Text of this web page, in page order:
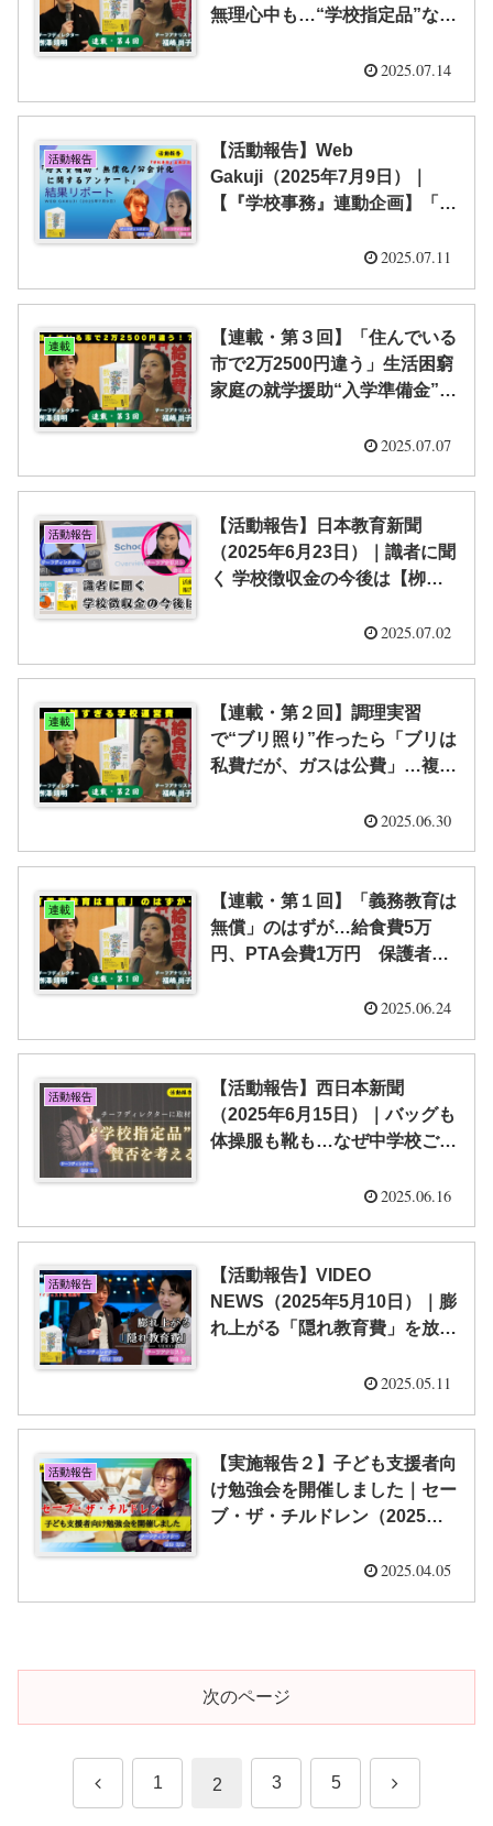
無理心中も…“学校指定品”なぜ
回） ｜「隠れ教育費」研究室
2025.07.14
活動報告
【活動報告】Web
Gakuji（2025年7月9日）｜
【『学校事務』連動企画】「給
関するアンケート」結果リポー
2025.07.11
連載
【連載・第３回】「住んでいる
市で2万2500円違う」生活困窮
家庭の就学援助“入学準備金”に
荷”課題 （全５回） ｜「隠れ教
2025.07.07
活動報告
【活動報告】日本教育新聞
（2025年6月23日）｜識者に聞
く 学校徴収金の今後は【栁澤
2025.07.02
連載
【連載・第２回】調理実習
で“ブリ照り”作ったら「ブリは
私費だが、ガスは公費」…複雑
教育は無償」へのギモン （全
室
2025.06.30
連載
【連載・第１回】「義務教育は
無償」のはずが…給食費5万
円、PTA会費1万円 保護者に
（全５回） ｜「隠れ教育費」
2025.06.24
活動報告
【活動報告】西日本新聞
（2025年6月15日）｜バッグも
体操服も靴も…なぜ中学校ごと
県内の実情から考える【栁澤
2025.06.16
活動報告
【活動報告】VIDEO
NEWS（2025年5月10日）｜膨
れ上がる「隠れ教育費」を放置
2025.05.11
活動報告
【実施報告２】子ども支援者向
け勉強会を開催しました｜セー
ブ・ザ・チルドレン（2025年4
2025.04.05
次のページ
前 1 2 3 5 次